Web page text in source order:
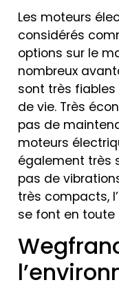
Les moteurs
considérés
options sur le
nombreux
sont très
de vie. Très
pas de
moteurs
également très
pas de
très compacts,
se font en toute